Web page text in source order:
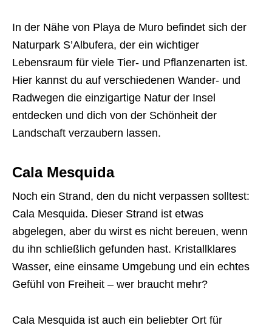
In der Nähe von Playa de Muro befindet sich der
Naturpark S’Albufera, der ein wichtiger
Lebensraum für viele Tier- und Pflanzenarten ist.
Hier kannst du auf verschiedenen Wander- und
Radwegen die einzigartige Natur der Insel
entdecken und dich von der Schönheit der
Landschaft verzaubern lassen.
Cala Mesquida
Noch ein Strand, den du nicht verpassen solltest:
Cala Mesquida. Dieser Strand ist etwas
abgelegen, aber du wirst es nicht bereuen, wenn
du ihn schließlich gefunden hast. Kristallklares
Wasser, eine einsame Umgebung und ein echtes
Gefühl von Freiheit – wer braucht mehr?
Cala Mesquida ist auch ein beliebter Ort für